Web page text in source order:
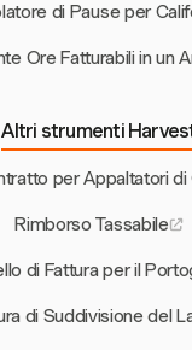
di Pause per
Ore Fatturabili in un
Altri strumenti
per Appaltatori
Rimborso Tassabile
di Fattura per il
di Suddivisione del